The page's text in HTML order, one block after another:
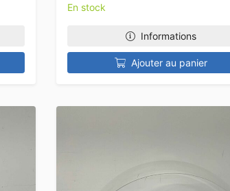
En stock
Informations
Ajouter au panier